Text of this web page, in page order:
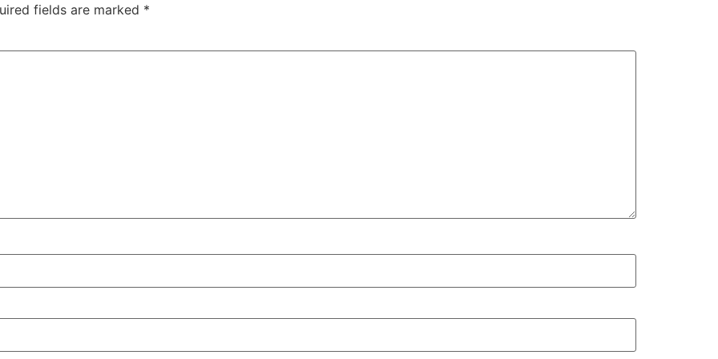
fields are marked *